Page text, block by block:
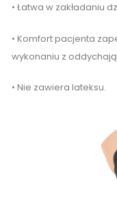
• Łatwa w zakładaniu
• Komfort pacjenta
wykonaniu z
• Nie zawiera lateksu.